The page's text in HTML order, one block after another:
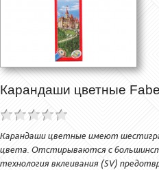
Карандаши цветные
Карандаши цветные имеют
цвета. Отстирываются с
технология вклеивания (SV)